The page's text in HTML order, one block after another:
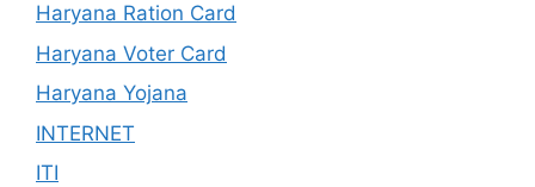
Haryana Ration Card
Haryana Voter Card
Haryana Yojana
INTERNET
ITI